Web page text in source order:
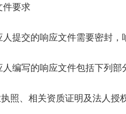
要求
交的响应文件需要密封，
写的响应文件包括下列部
、相关资质证明及法人授